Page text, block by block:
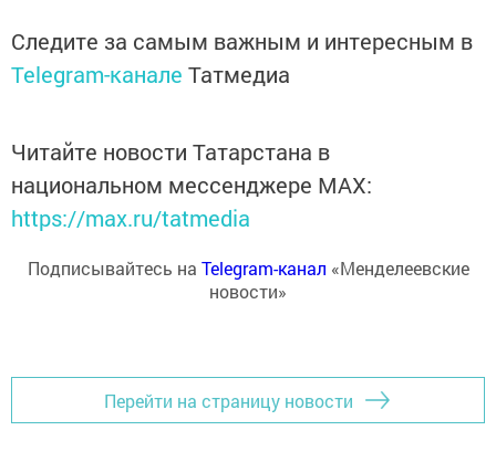
Следите за самым важным и интересным в
Telegram-канале Татмедиа
Читайте новости Татарстана в
национальном мессенджере MАХ:
https://max.ru/tatmedia
Подписывайтесь на Telegram-канал «Менделеевские
новости»
Перейти на страницу новости